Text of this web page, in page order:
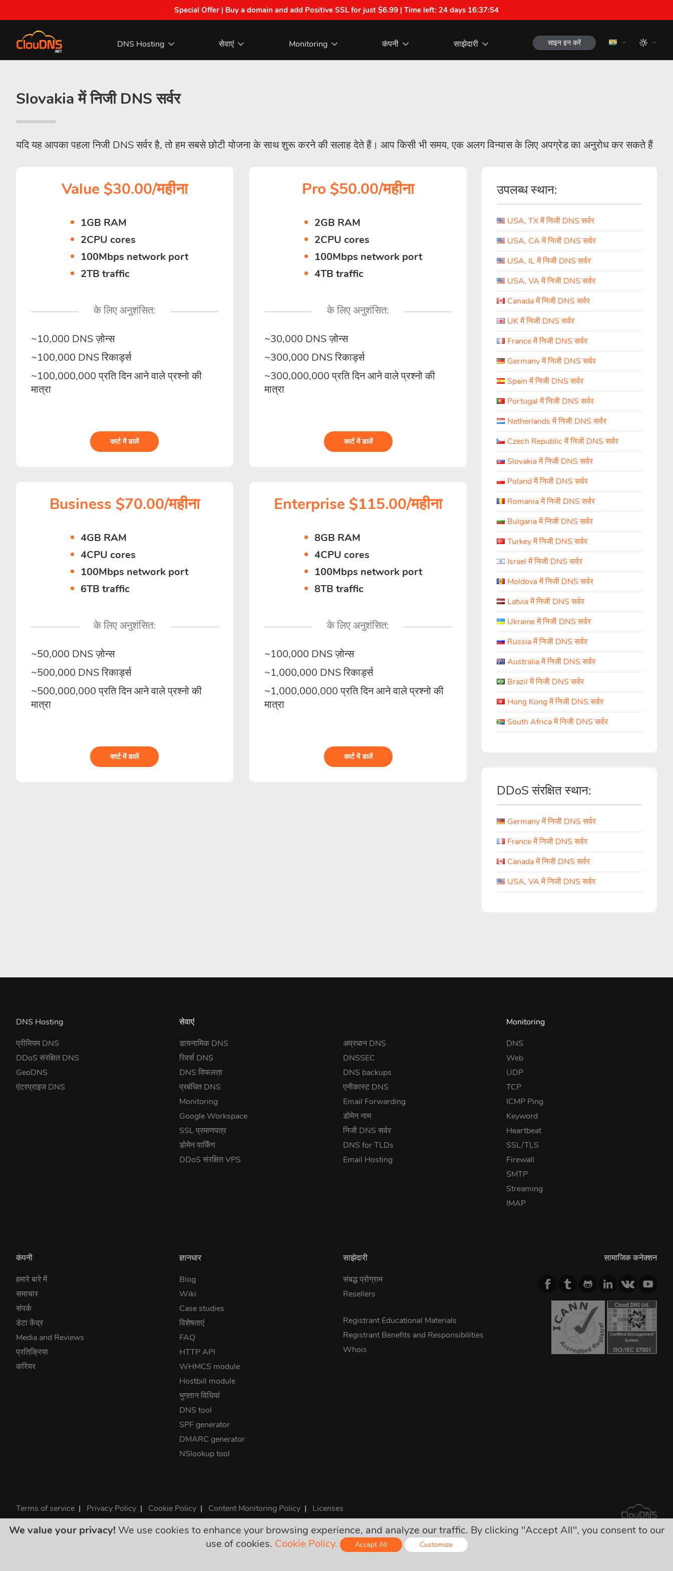
Special Offer | Buy a domain and add Positive SSL for just $6.99 | Time left: 24 days 16:37:54
DNS Hosting सेवाएं Monitoring कंपनी साझेदारी साइन इन करें
Slovakia में निजी DNS सर्वर
यदि यह आपका पहला निजी DNS सर्वर है, तो हम सबसे छोटी योजना के साथ शुरू करने की सलाह देते हैं। आप किसी भी समय, एक अलग विन्यास के लिए अपग्रेड का अनुरोध कर सकते हैं
Value $30.00/महीना
1GB RAM
2CPU cores
100Mbps network port
2TB traffic
के लिए अनुशंसित:
~10,000 DNS ज़ोन्स
~100,000 DNS रिकार्ड्स
~100,000,000 प्रति दिन आने वाले प्रश्नो की
मात्रा
कार्ट में डालें
Pro $50.00/महीना
2GB RAM
2CPU cores
100Mbps network port
4TB traffic
के लिए अनुशंसित:
~30,000 DNS ज़ोन्स
~300,000 DNS रिकार्ड्स
~300,000,000 प्रति दिन आने वाले प्रश्नो की
मात्रा
कार्ट में डालें
Business $70.00/महीना
4GB RAM
4CPU cores
100Mbps network port
6TB traffic
के लिए अनुशंसित:
~50,000 DNS ज़ोन्स
~500,000 DNS रिकार्ड्स
~500,000,000 प्रति दिन आने वाले प्रश्नो की
मात्रा
कार्ट में डालें
Enterprise $115.00/महीना
8GB RAM
4CPU cores
100Mbps network port
8TB traffic
के लिए अनुशंसित:
~100,000 DNS ज़ोन्स
~1,000,000 DNS रिकार्ड्स
~1,000,000,000 प्रति दिन आने वाले प्रश्नो की
मात्रा
कार्ट में डालें
उपलब्ध स्थान:
USA, TX में निजी DNS सर्वर
USA, CA में निजी DNS सर्वर
USA, IL में निजी DNS सर्वर
USA, VA में निजी DNS सर्वर
Canada में निजी DNS सर्वर
UK में निजी DNS सर्वर
France में निजी DNS सर्वर
Germany में निजी DNS सर्वर
Spain में निजी DNS सर्वर
Portugal में निजी DNS सर्वर
Netherlands में निजी DNS सर्वर
Czech Republic में निजी DNS सर्वर
Slovakia में निजी DNS सर्वर
Poland में निजी DNS सर्वर
Romania में निजी DNS सर्वर
Bulgaria में निजी DNS सर्वर
Turkey में निजी DNS सर्वर
Israel में निजी DNS सर्वर
Moldova में निजी DNS सर्वर
Latvia में निजी DNS सर्वर
Ukraine में निजी DNS सर्वर
Russia में निजी DNS सर्वर
Australia में निजी DNS सर्वर
Brazil में निजी DNS सर्वर
Hong Kong में निजी DNS सर्वर
South Africa में निजी DNS सर्वर
DDoS संरक्षित स्थान:
Germany में निजी DNS सर्वर
France में निजी DNS सर्वर
Canada में निजी DNS सर्वर
USA, VA में निजी DNS सर्वर
DNS Hosting
प्रीमियम DNS
DDoS संरक्षित DNS
GeoDNS
एंटरप्राइज DNS
सेवाएं
डायनामिक DNS
रिवर्स DNS
DNS विफलता
प्रबंधित DNS
Monitoring
Google Workspace
SSL प्रमाणपत्र
डोमेन पार्किंग
DDoS संरक्षित VPS
अप्रधान DNS
DNSSEC
DNS backups
एनीकास्ट DNS
Email Forwarding
डोमेन नाम
निजी DNS सर्वर
DNS for TLDs
Email Hosting
Monitoring
DNS
Web
UDP
TCP
ICMP Ping
Keyword
Heartbeat
SSL/TLS
Firewall
SMTP
Streaming
IMAP
कंपनी
हमारे बारे में
समाचार
संपर्क
डेटा केंद्र
Media and Reviews
प्रतिक्रिया
करियर
ज्ञानधार
Blog
Wiki
Case studies
विशेषताएं
FAQ
HTTP API
WHMCS module
Hostbill module
भुगतान विधियां
DNS tool
SPF generator
DMARC generator
NSlookup tool
साझेदारी
संबद्ध प्रोग्राम
Resellers
Registrant Educational Materials
Registrant Benefits and Responsibilities
Whois
सामाजिक कनेक्शन
Terms of service | Privacy Policy | Cookie Policy | Content Monitoring Policy | Licenses
©2026 ClouDNS
सभी कीमतें अंतिम हैं और सभी आवश्यक कर इसमें शामिल हैं। कोई अन्य छुपा शुल्क नहीं!
We value your privacy! We use cookies to enhance your browsing experience, and analyze our traffic. By clicking "Accept All", you consent to our
use of cookies. Cookie Policy. Accept All Customize